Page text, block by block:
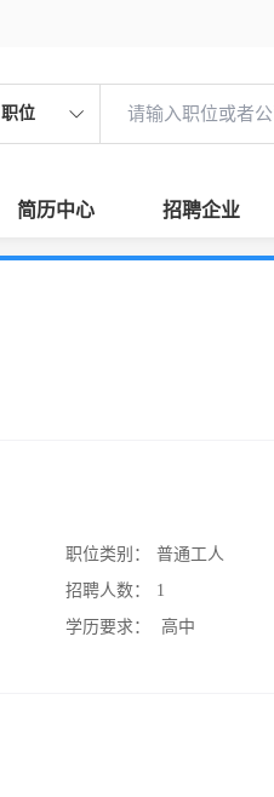
职位
简历中心 招聘企业
职位类别：
普通工人
招聘人数：
1
学历要求：
高中